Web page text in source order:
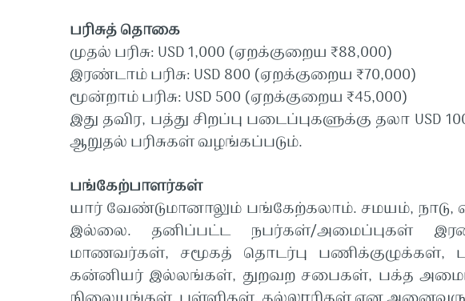
பரிசுத்தொகை
முதல் பரிசு: USD 1,000 (ஏறக்குறைய ₹88,000)
இரண்டாம்பரிசு: USD 800 (ஏறக்குறைய ₹70,000)
மூன்றாம்பரிசு: USD 500 (ஏறக்குறைய ₹45,000)
இது தவிர, பத்து சிறப்பு படைப்புகளுக்கு தலா USD
ஆறுதல் பரிசுகள்வழங்கப்படும்.
பங்கேற்பாளர்கள்
யார் வேண்டுமானாலும் பங்கேற்கலாம். சமயம், நாடு,
இல்லை. தனிப்பட்ட நபர்கள்/அமைப்புகள்
மாணவர்கள், சமூகத் தொடர்பு பணிக்குழுக்கள்,
கன்னியர் இல்லங்கள், துறவற சபைகள், பக்த